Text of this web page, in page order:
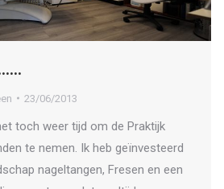
23/06/2013
toch weer tijd om de Praktijk
te nemen. Ik heb geïnvesteerd
nageltangen, Fresen en een